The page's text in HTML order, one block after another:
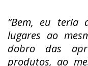
“Bem, eu teria
lugares ao
dobro das
produtos, ao